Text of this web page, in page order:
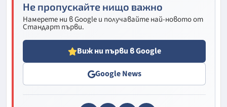
Не пропускайте нищо важно
Намерете ни в Google и получавайте най-новото от
Стандарт първи.
Виж ни първи в Google
Google News